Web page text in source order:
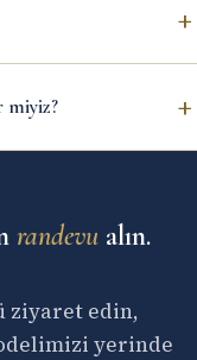
+
miyiz? +
randevu alın.
ziyaret edin,
yerinde